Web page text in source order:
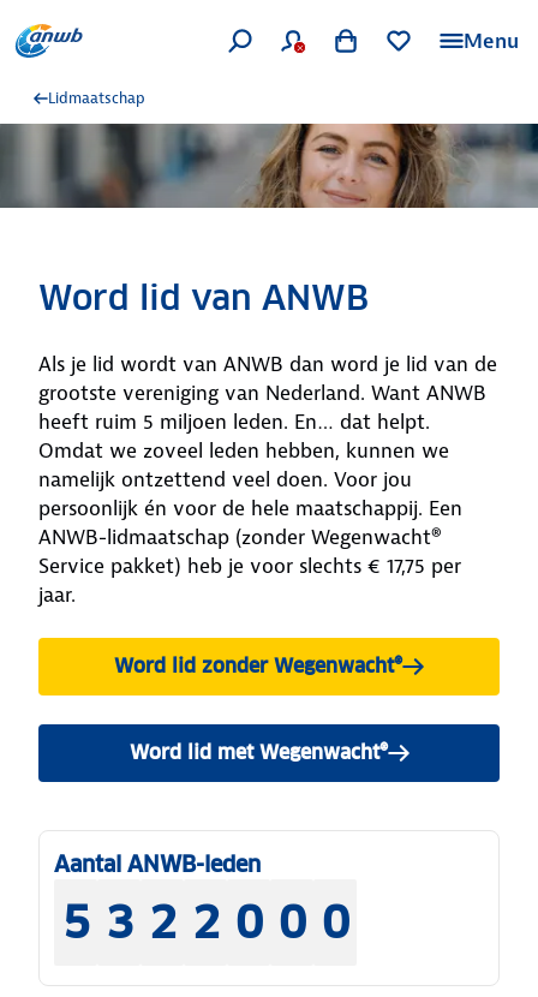
Menu
Lidmaatschap
Word lid van ANWB
Als je lid wordt van ANWB dan word je lid van de
grootste vereniging van Nederland. Want ANWB
heeft ruim 5 miljoen leden. En… dat helpt.
Omdat we zoveel leden hebben, kunnen we
namelijk ontzettend veel doen. Voor jou
persoonlijk én voor de hele maatschappij. Een
ANWB-lidmaatschap (zonder Wegenwacht®
Service pakket) heb je voor slechts € 17,75 per
jaar.
Word lid zonder Wegenwacht®
Word lid met Wegenwacht®
Aantal ANWB-leden
5 3 2 2 0 0 0